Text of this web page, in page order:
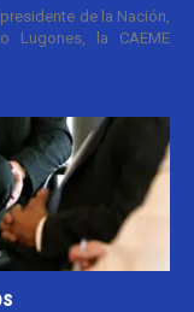
de la Nación,
Lugones, la CAEME